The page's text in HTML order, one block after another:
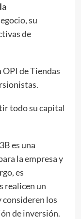
su
de
OPI de Tiendas
todo su capital
es una
la empresa y
es
realicen un
consideren los
de inversión.